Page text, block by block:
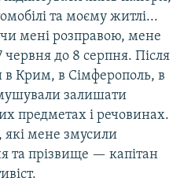
та моєму житлі...
мені розправою, мене
червня до 8 серпня. Після
в Крим, в Сімферополь, в
залишати
предметах і речовинах.
які мене змусили
та прізвище — капітан